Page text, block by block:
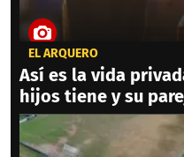
EL ARQUERO
Así es la vida
hijos tiene y su